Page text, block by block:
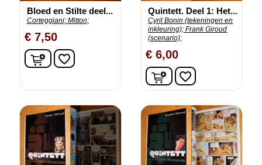
Bloed en Stilte deel...
Corteggiani; Mitton;
€ 7,50
In winkelwagen
favorite_border
Quintett. Deel 1: Het...
Cyril Bonin (tekeningen en
inkleuring); Frank Giroud
(scenario);
€ 6,00
In winkelwagen
favorite_border